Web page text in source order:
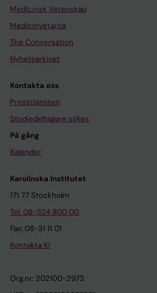
Medicinsk Vetenskap
Medicinvetarna
The Conversation
Nyhetsarkivet
Kontakta oss
Presstjänsten
Studiedeltagare sökes
På gång
Kalender
Karolinska Institutet
171 77 Stockholm
Tel: 08-524 800 00
Fax: 08-31 11 01
Kontakta KI
Org.nr: 202100-2973